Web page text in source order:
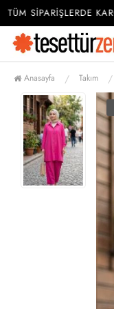
SİPARİŞLERDE
Anasayfa Takım